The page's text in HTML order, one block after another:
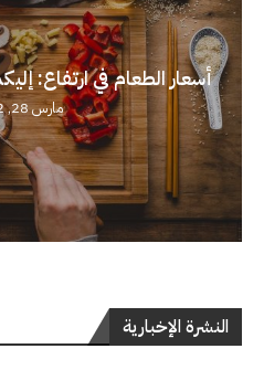
أسعار الطعام في ارتفاع:
مارس 28, 2022
النشرة الإخبارية